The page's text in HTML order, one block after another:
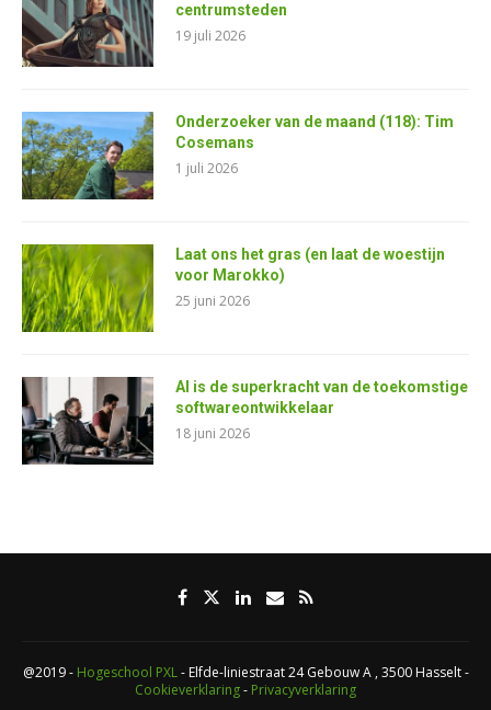
centrumsteden
19 juli 2026
Onderzoeker van de maand (118): Tim
Cosemans
1 juli 2026
Laat ons het gras (en laat de woestijn
voor Marokko)
25 juni 2026
AI is de superkracht van de toekomstige
softwareontwikkelaar
18 juni 2026
@2019 - Hogeschool PXL- Elfde-liniestraat 24 Gebouw A , 3500 Hasselt -
Cookieverklaring- Privacyverklaring